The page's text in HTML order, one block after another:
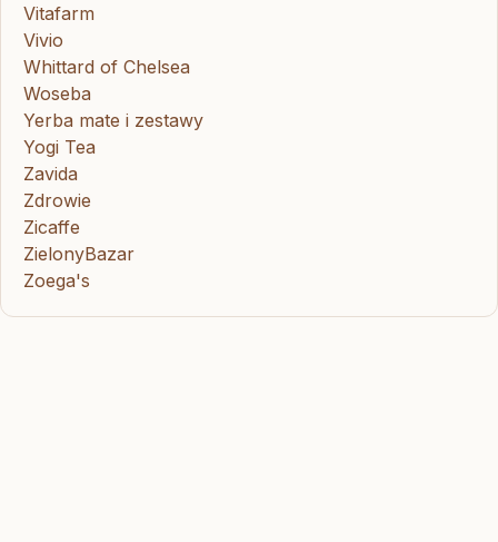
Vitafarm
Vivio
Whittard of Chelsea
Woseba
Yerba mate i zestawy
Yogi Tea
Zavida
Zdrowie
Zicaffe
ZielonyBazar
Zoega's